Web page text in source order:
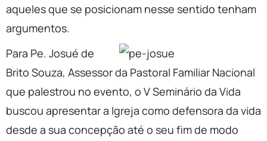
aqueles que se posicionam nesse sentido tenham
argumentos.
Para Pe. Josué de
Brito Souza, Assessor da Pastoral Familiar Nacional
que palestrou no evento, o V Seminário da Vida
buscou apresentar a Igreja como defensora da vida
desde a sua concepção até o seu fim de modo